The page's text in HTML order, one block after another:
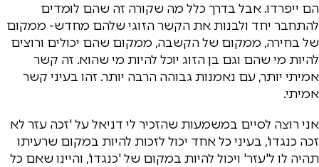
הם ייפרדו. אבל בדרך כלל מה שקורה זה שהם לומדים
להתחבר יחד ולבנות את הקשר הזוגי שלהם מחדש- ממקום
של בחירה, ממקום של הקשבה, ממקום שהם יכולים ורוצים
להיות מי שהם וגם בן הזוג יוכל להיות מי שהוא. זה קשר
אמיתי יותר, עם נאמנות גבוהה הרבה יותר. זהו בעיני קשר
אמיתי.
אני רוצה לסיים במשמעות שהזכיר לי דניאל על 'זכה עזר לא
זכה כנגדו', בעיני כל אחד יכול לזכות להיות במקום שרעיתו
תהיה לו ל'עזר' ויכול להיות במקום של 'כנגדו', והיינו שאם כל